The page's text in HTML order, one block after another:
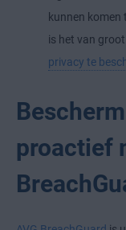
kunnen komen
is het van
privacy te
proactief